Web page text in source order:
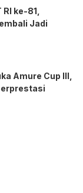
ke-81,
Jadi
Amure Cup III,